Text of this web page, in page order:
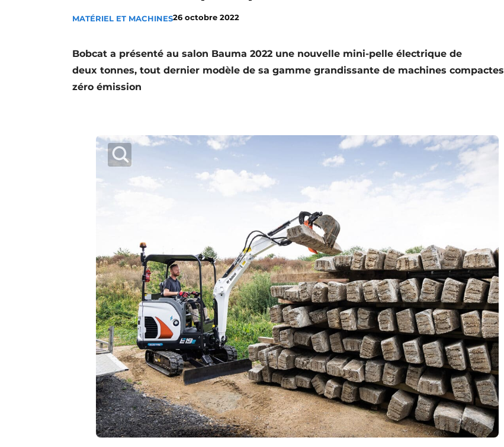
Termes et conditions
MATÉRIEL ET MACHINES26 octobre 2022
Bobcat a présenté au salon Bauma 2022 une nouvelle mini-pelle électrique de
deux tonnes, tout dernier modèle de sa gamme grandissante de machines compactes
zéro émission